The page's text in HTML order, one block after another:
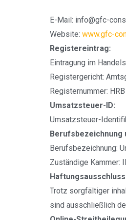
E-Mail: info@gfc-
Website: www.gfc-
Registereintrag:
Eintragung im
Registergericht:
Registernummer:
Umsatzsteuer-ID:
Umsatzsteuer-
Berufsbezeichnung
Berufsbezeichnung:
Zuständige Kammer:
Trotz sorgfältiger
sind ausschließlich